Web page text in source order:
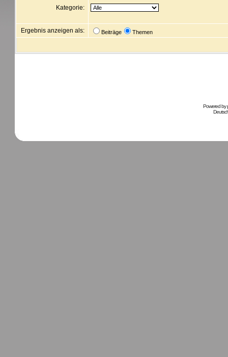
Kategorie:
Ergebnis anzeigen als: Beiträge Themen
Powered by